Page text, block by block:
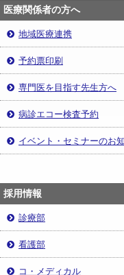
医療関係者の方へ
地域医療連携
予約票印刷
専門医を目指す先生方へ
病診エコー検査予約
イベント・セミナーのお
採用情報
診療部
看護部
コ・メディカル